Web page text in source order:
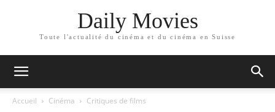
Daily Movies
Toute l'actualité du cinéma et du cinéma en Suisse
Accueil Cinéma Critiques de films